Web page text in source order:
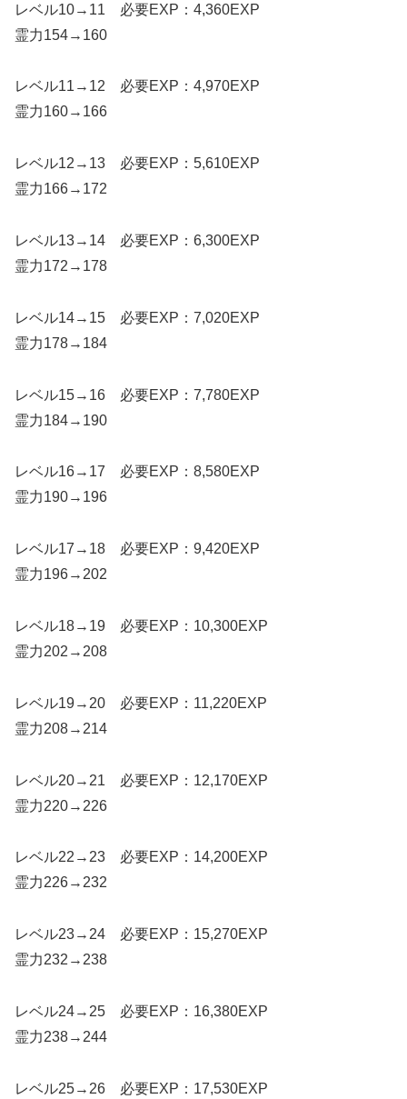
レベル10→11 必要EXP：4,360EXP
霊力154→160
レベル11→12 必要EXP：4,970EXP
霊力160→166
レベル12→13 必要EXP：5,610EXP
霊力166→172
レベル13→14 必要EXP：6,300EXP
霊力172→178
レベル14→15 必要EXP：7,020EXP
霊力178→184
レベル15→16 必要EXP：7,780EXP
霊力184→190
レベル16→17 必要EXP：8,580EXP
霊力190→196
レベル17→18 必要EXP：9,420EXP
霊力196→202
レベル18→19 必要EXP：10,300EXP
霊力202→208
レベル19→20 必要EXP：11,220EXP
霊力208→214
レベル20→21 必要EXP：12,170EXP
霊力220→226
レベル22→23 必要EXP：14,200EXP
霊力226→232
レベル23→24 必要EXP：15,270EXP
霊力232→238
レベル24→25 必要EXP：16,380EXP
霊力238→244
レベル25→26 必要EXP：17,530EXP